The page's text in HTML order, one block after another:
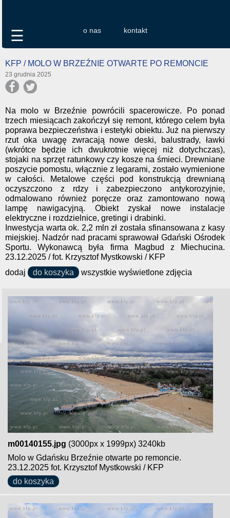
o nas kontakt
☰
KFP / MOLO W BRZEŹNIE OTWARTE PO REMONCIE
23 grudnia 2025
Na molo w Brzeźnie powrócili spacerowicze. Po ponad
trzech miesiącach zakończył się remont, którego celem była
poprawa bezpieczeństwa i estetyki obiektu. Już na pierwszy
rzut oka uwagę zwracają nowe deski, balustrady, ławki
(wkrótce będzie ich dwukrotnie więcej niż dotychczas),
stojaki na sprzęt ratunkowy czy kosze na śmieci. Drewniane
poszycie pomostu, włącznie z legarami, zostało wymienione
w całości. Metalowe części pod konstrukcją drewnianą
oczyszczono z rdzy i zabezpieczono antykorozyjnie,
odmalowano również poręcze oraz zamontowano nową
lampę nawigacyjną. Obiekt zyskał nowe instalacje
elektryczne i rozdzielnice, gretingi i drabinki.
Inwestycja warta ok. 2,2 mln zł została sfinansowana z kasy
miejskiej. Nadzór nad pracami sprawował Gdański Ośrodek
Sportu. Wykonawcą była firma Magbud z Miechucina.
23.12.2025 / fot. Krzysztof Mystkowski / KFP
dodaj
do koszyka wszystkie wyświetlone zdjęcia
m00140155.jpg (3000px x 1999px) 3240kb
Molo w Gdańsku Brzeźnie otwarte po remoncie.
23.12.2025 fot. Krzysztof Mystkowski / KFP
do koszyka